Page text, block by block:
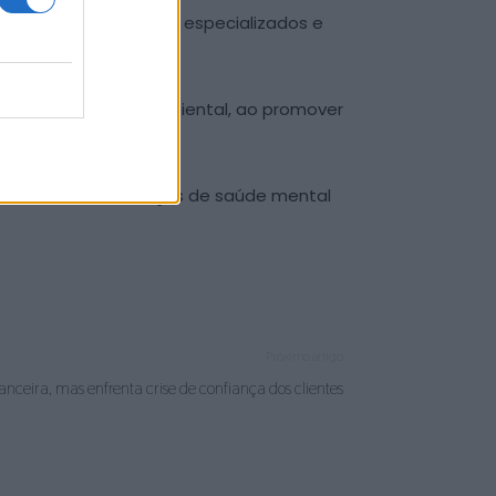
a cuidados especializados e
ambiental, ao promover
dos serviços de saúde mental
mas enfrenta crise de confiança dos clientes